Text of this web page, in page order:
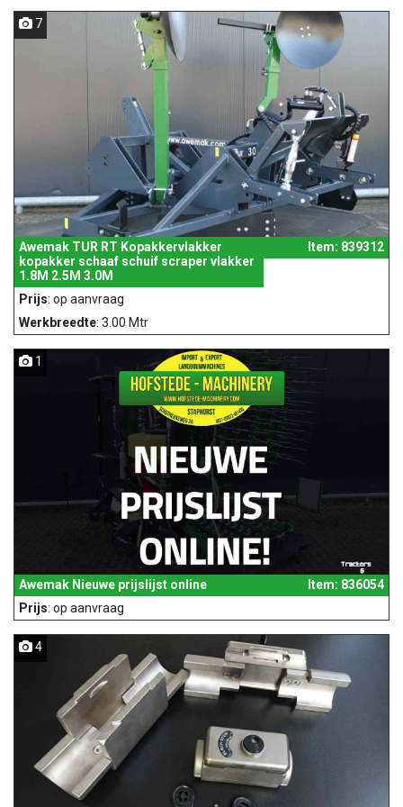
7
Awemak TUR RT Kopakkervlakker
kopakker schaaf schuif scraper vlakker
1.8M 2.5M 3.0M
Item: 839312
Prijs: op aanvraag
Werkbreedte: 3.00 Mtr
1
Awemak Nieuwe prijslijst online
Item: 836054
Prijs: op aanvraag
4